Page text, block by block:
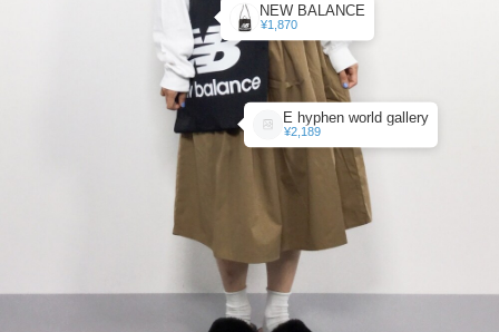
E hyphen world gallery
¥2,189
NEW BALANCE
¥1,870